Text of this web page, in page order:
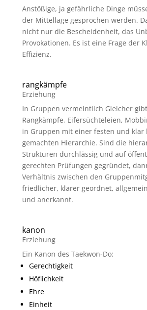
Anstößige, ja gefährliche Dinge
der Mittellage gesprochen werden.
nicht nur die Bescheidenheit, das
Provokationen. Es ist eine Frage der
Effizienz.
rangkämpfe
Erziehung
In Gruppen vermeintlich Gleicher
Rangkämpfe, Eifersüchteleien,
in Gruppen mit einer festen und klar
gemachten Hierarchie. Sind die
Strukturen durchlässig und auf
gerechten Prüfungen gegründet,
Verhältnis zwischen den
friedlicher, klarer geordnet,
und anerkannt.
kanon
Erziehung
Ein Kanon des Taekwon-Do:
Gerechtigkeit
Höflichkeit
Ehre
Einheit